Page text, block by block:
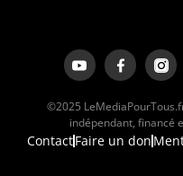
©2025
indépendant, financé
ContactFaire un don